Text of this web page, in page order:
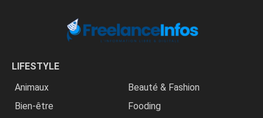
LIFESTYLE
Animaux
Beauté & Fashion
Bien-être
Fooding